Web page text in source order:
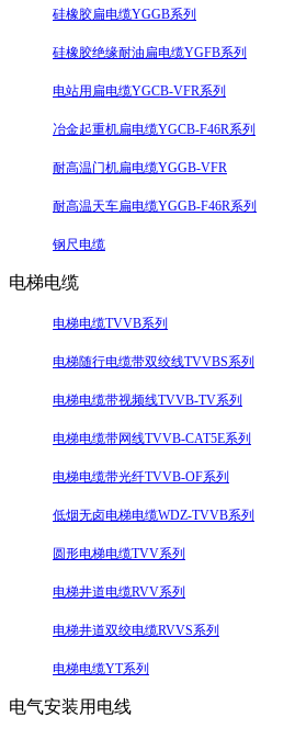
硅橡胶扁电缆YGGB系列
硅橡胶绝缘耐油扁电缆YGFB系列
电站用扁电缆YGCB-VFR系列
冶金起重机扁电缆YGCB-F46R系列
耐高温门机扁电缆YGGB-VFR
耐高温天车扁电缆YGGB-F46R系列
钢尺电缆
电梯电缆
电梯电缆TVVB系列
电梯随行电缆带双绞线TVVBS系列
电梯电缆带视频线TVVB-TV系列
电梯电缆带网线TVVB-CAT5E系列
电梯电缆带光纤TVVB-OF系列
低烟无卤电梯电缆WDZ-TVVB系列
圆形电梯电缆TVV系列
电梯井道电缆RVV系列
电梯井道双绞电缆RVVS系列
电梯电缆YT系列
电气安装用电线